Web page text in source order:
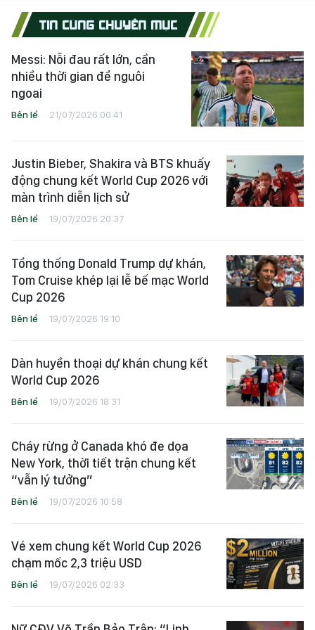
TIN CÙNG CHUYÊN MỤC
Messi: Nỗi đau rất lớn, cần
nhiều thời gian để nguôi
ngoai
Bên lề 21/07/2026 00:41
Justin Bieber, Shakira và BTS khuấy
động chung kết World Cup 2026 với
màn trình diễn lịch sử
Bên lề 19/07/2026 20:37
Tổng thống Donald Trump dự khán,
Tom Cruise khép lại lễ bế mạc World
Cup 2026
Bên lề 19/07/2026 19:10
Dàn huyền thoại dự khán chung kết
World Cup 2026
Bên lề 19/07/2026 18:31
Cháy rừng ở Canada khó đe dọa
New York, thời tiết trận chung kết
“vẫn lý tưởng”
Bên lề 19/07/2026 10:58
Vé xem chung kết World Cup 2026
chạm mốc 2,3 triệu USD
Bên lề 19/07/2026 02:33